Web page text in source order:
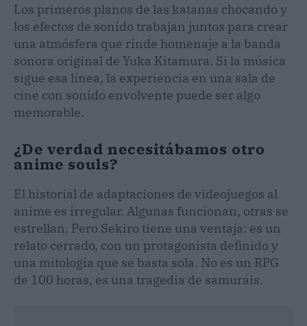
Los primeros planos de las katanas chocando y
los efectos de sonido trabajan juntos para crear
una atmósfera que rinde homenaje a la banda
sonora original de Yuka Kitamura. Si la música
sigue esa línea, la experiencia en una sala de
cine con sonido envolvente puede ser algo
memorable.
¿De verdad necesitábamos otro
anime souls?
El historial de adaptaciones de videojuegos al
anime es irregular. Algunas funcionan, otras se
estrellan. Pero Sekiro tiene una ventaja: es un
relato cerrado, con un protagonista definido y
una mitología que se basta sola. No es un RPG
de 100 horas, es una tragedia de samuráis.